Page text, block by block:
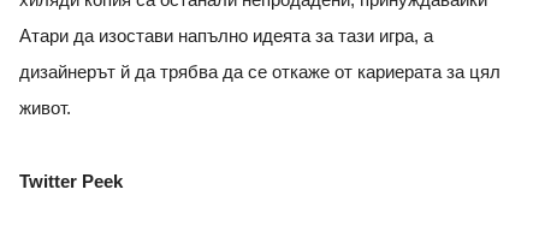
Атари да изостави напълно идеята за тази игра, а
дизайнерът й да трябва да се откаже от кариерата за цял
живот.
Twitter Peek